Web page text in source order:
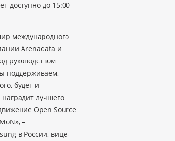
доступно до 15:00
международного
Arenadata и
руководством
поддерживаем,
будет и
лучшего
Open Source
–
в России, вице-